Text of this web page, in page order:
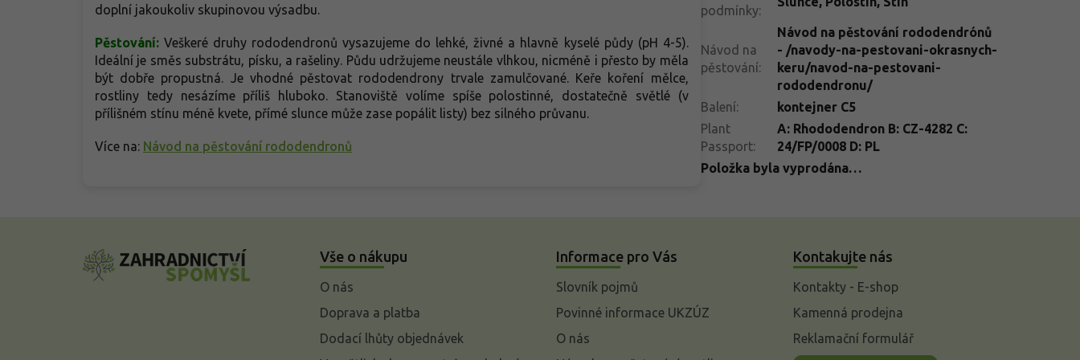
doplní jakoukoliv skupinovou výsadbu.
Pěstování:Veškeré druhy rododendronů vysazujeme do lehké, živné a hlavně kyselé půdy (pH 4-5).
Ideální je směs substrátu, písku, a rašeliny. Půdu udržujeme neustále vlhkou, nicméně i přesto by měla
být dobře propustná. Je vhodné pěstovat rododendrony trvale zamulčované. Keře koření mělce,
rostliny tedy nesázíme příliš hluboko. Stanoviště volíme spíše polostinné, dostatečně světlé (v
přílišném stínu méně kvete, přímé slunce může zase popálit listy) bez silného průvanu.
Více na: Návod na pěstování rododendronů
podmínky:
Návod na
pěstování:
Návod na pěstování rododendrónů
- /navody-na-pestovani-okrasnych-
keru/navod-na-pestovani-
rododendronu/
Balení:
kontejner C5
Plant
Passport:
A: Rhododendron B: CZ-4282 C:
24/FP/0008 D: PL
Položka byla vyprodána…
Vše o nákupu
O nás
Doprava a platba
Dodací lhůty objednávek
Informace pro Vás
Slovník pojmů
Povinné informace UKZÚZ
O nás
Kontakujte nás
Kontakty - E-shop
Kamenná prodejna
Reklamační formulář